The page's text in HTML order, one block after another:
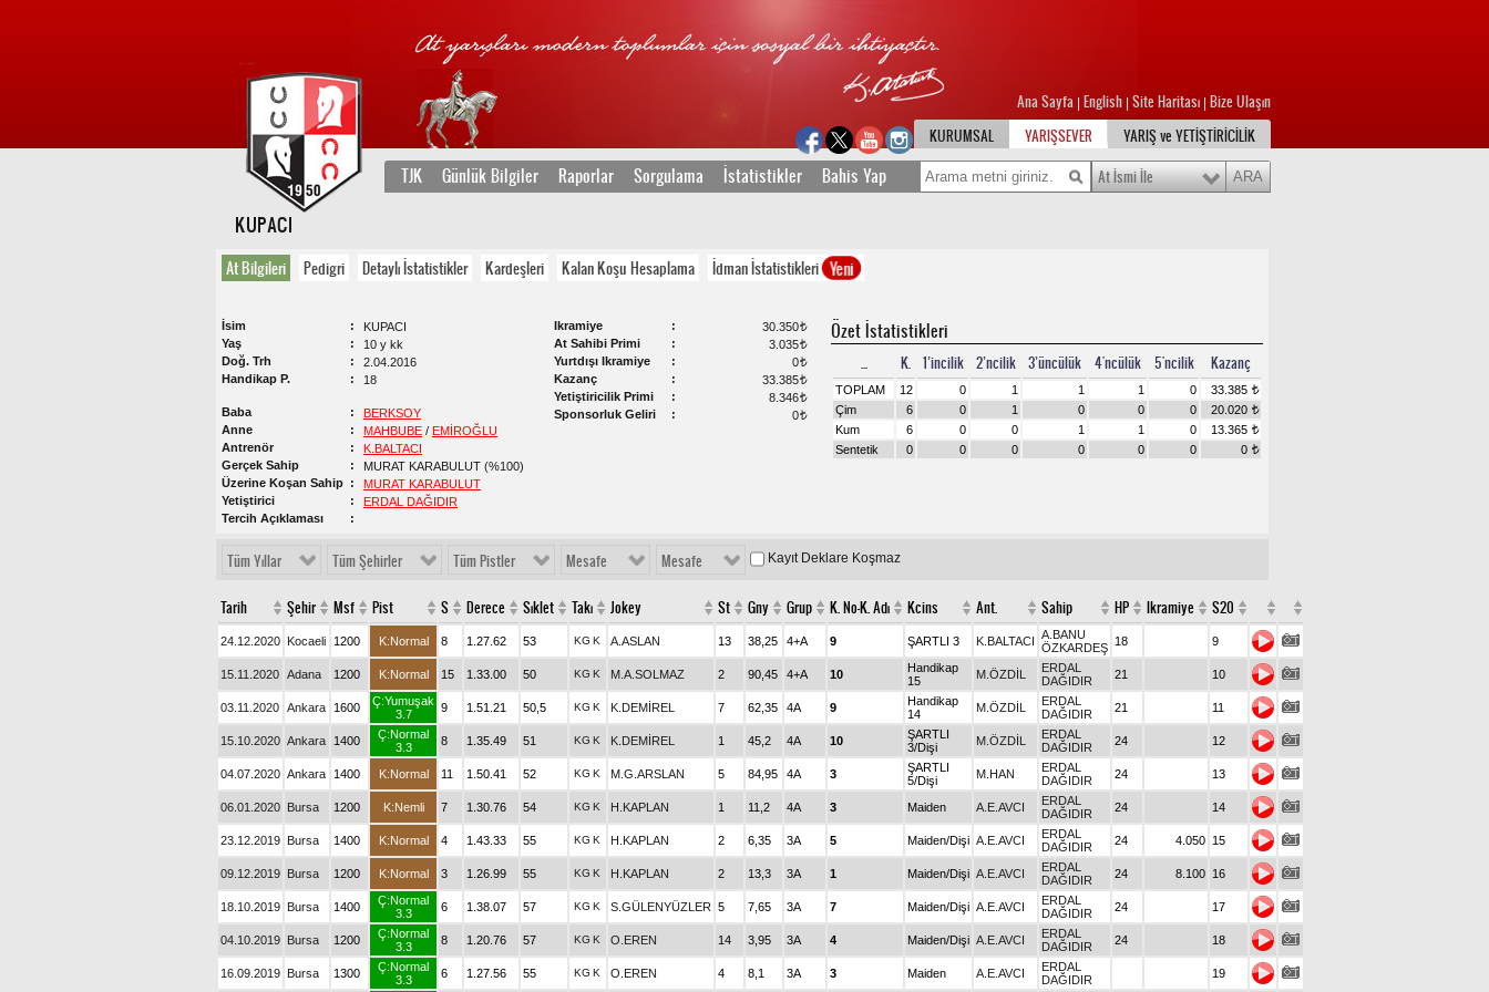
Ana Sayfa English Site Haritası Bize Ulaşın
KURUMSAL
YARIŞSEVER YARIŞ ve YETİŞTİRİCİLİK
TJK Günlük Bilgiler Raporlar Sorgulama İstatistikler Bahis Yap At İsmi İle
KUPACI
At Bilgileri Pedigri Detaylı İstatistikler Kardeşleri Kalan Koşu Hesaplama İdman İstatistikleri Yeni
İsim
KUPACI
Yaş
10 y kk
Doğ. Trh
2.04.2016
Handikap P.
18
Baba
BERKSOY
Anne
MAHBUBE / EMİROĞLU
Antrenör
K.BALTACI
Gerçek Sahip
MURAT KARABULUT (%100)
Üzerine Koşan Sahip
MURAT KARABULUT
Yetiştirici
ERDAL DAĞIDIR
Tercih Açıklaması
Ikramiye 30.350t
At Sahibi Primi 3.035t
Yurtdışı Ikramiye 0t
Kazanç 33.385t
Yetiştiricilik Primi 8.346t
Sponsorluk Geliri 0t
Özet İstatistikleri
... K. 1’incilik 2’ncilik 3’üncülük 4'ncülük 5'ncilik Kazanç
TOPLAM 12 0 1 1 1 0 33.385 t
Çim 6 0 1 0 0 0 20.020 t
Kum 6 0 0 1 1 0 13.365 t
Sentetik 0 0 0 0 0 0 0 t
Tüm Yıllar Tüm Şehirler Tüm Pistler Mesafe Mesafe Kayıt Deklare Koşmaz
Tarih Şehir Msf Pist S Derece Sıklet Takı Jokey St Gny Grup K. No-K. Adı Kcins Ant. Sahip HP Ikramiye S20
24.12.2020 Kocaeli 1200 K:Normal 8 1.27.62 53 KG K A.ASLAN 13 38,25 4+A 9 ŞARTLI 3 K.BALTACI A.BANU
ÖZKARDEŞ 18 9
15.11.2020 Adana 1200 K:Normal 15 1.33.00 50 KG K M.A.SOLMAZ 2 90,45 4+A 10
Handikap
15
M.ÖZDİL
ERDAL
DAĞIDIR
21 10
03.11.2020 Ankara 1600
Ç:Yumuşak
3.7
9 1.51.21 50,5 KG K K.DEMİREL 7 62,35 4A 9
Handikap
14
M.ÖZDİL
ERDAL
DAĞIDIR
21 11
15.10.2020 Ankara 1400
Ç:Normal
3.3
8 1.35.49 51 KG K K.DEMİREL 1 45,2 4A 10
ŞARTLI
3/Dişi
M.ÖZDİL
ERDAL
DAĞIDIR
24 12
04.07.2020 Ankara 1400 K:Normal 11 1.50.41 52 KG K M.G.ARSLAN 5 84,95 4A 3
ŞARTLI
5/Dişi
M.HAN
ERDAL
DAĞIDIR
24 13
06.01.2020 Bursa 1200 K:Nemli 7 1.30.76 54 KG K H.KAPLAN 1 11,2 4A 3 Maiden A.E.AVCI
ERDAL
DAĞIDIR
24 14
23.12.2019 Bursa 1400 K:Normal 4 1.43.33 55 KG K H.KAPLAN 2 6,35 3A 5 Maiden/Dişi A.E.AVCI
ERDAL
DAĞIDIR
24 4.050 15
09.12.2019 Bursa 1200 K:Normal 3 1.26.99 55 KG K H.KAPLAN 2 13,3 3A 1 Maiden/Dişi A.E.AVCI
ERDAL
DAĞIDIR
24 8.100 16
18.10.2019 Bursa 1400
Ç:Normal
3.3
6 1.38.07 57 KG K S.GÜLENYÜZLER 5 7,65 3A 7 Maiden/Dişi A.E.AVCI
ERDAL
DAĞIDIR
24 17
04.10.2019 Bursa 1200
Ç:Normal
3.3
8 1.20.76 57 KG K O.EREN 14 3,95 3A 4 Maiden/Dişi A.E.AVCI
ERDAL
DAĞIDIR
24 18
16.09.2019 Bursa 1300
Ç:Normal
3.3
6 1.27.56 55 KG K O.EREN 4 8,1 3A 3 Maiden A.E.AVCI
ERDAL
DAĞIDIR
19